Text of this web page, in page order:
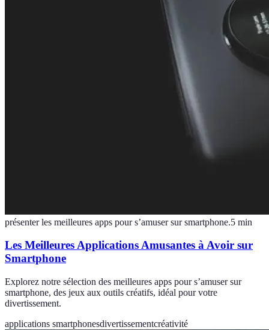
présenter les meilleures apps pour s’amuser sur smartphone.5 min
Les Meilleures Applications Amusantes à Avoir sur
Smartphone
Explorez notre sélection des meilleures apps pour s’amuser sur
smartphone, des jeux aux outils créatifs, idéal pour votre
divertissement.
applications smartphonesdivertissementcréativité